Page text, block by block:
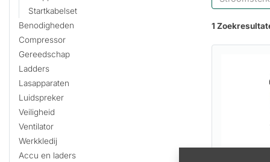
Startkabelset
Benodigheden
Compressor
Gereedschap
Ladders
Lasapparaten
Luidspreker
Veiligheid
Ventilator
Werkkledij
Accu en laders
1